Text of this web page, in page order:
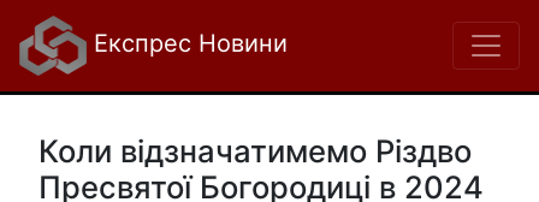
Експрес Новини
Коли відзначатимемо Різдво
Пресвятої Богородиці в 2024